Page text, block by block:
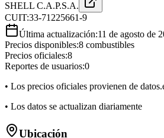
SHELL C.A.P.S.A.
CUIT:33-71225661-9
Última actualización:11 de agosto de
Precios disponibles:8 combustibles
Precios oficiales:8
Reportes de usuarios:0
• Los precios oficiales provienen de
• Los datos se actualizan diariamente
Ubicación